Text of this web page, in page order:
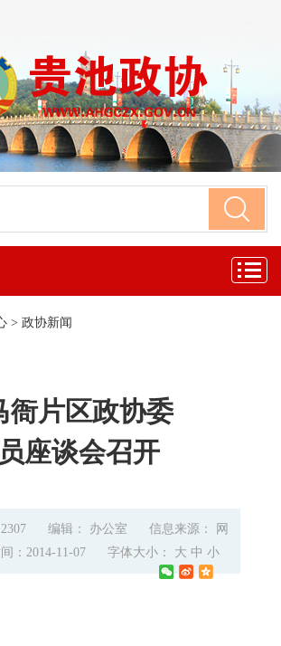
> 政协新闻
衙片区政协委
员座谈会召开
编辑： 办公室
信息来源： 网
：2014-11-07 字体大小： 大 中 小